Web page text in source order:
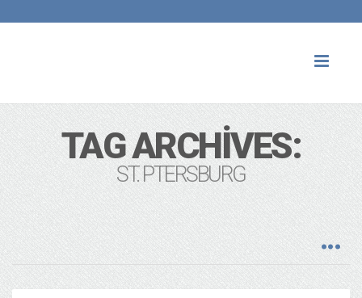
TAG ARCHIVES:
ST. PTERSBURG